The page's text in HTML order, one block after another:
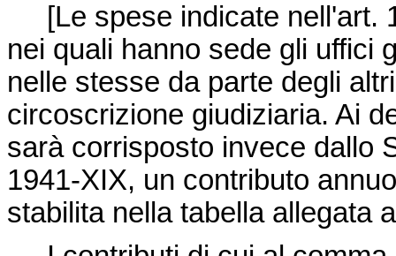
[Le spese indicate nell'art.
nei quali hanno sede gli uffici
nelle stesse da parte degli
circoscrizione giudiziaria. Ai
sarà corrisposto invece dallo
1941-XIX, un contributo
stabilita nella tabella allegata